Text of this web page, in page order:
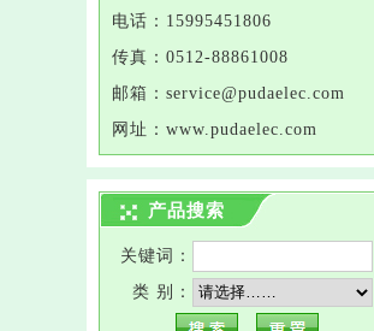
电话： 15995451806
传真： 0512-88861008
邮箱：service@pudaelec.com
网址： www.pudaelec.com
产品搜索
关键词：
类 别：